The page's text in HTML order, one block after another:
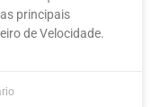
principais
de Velocidade.